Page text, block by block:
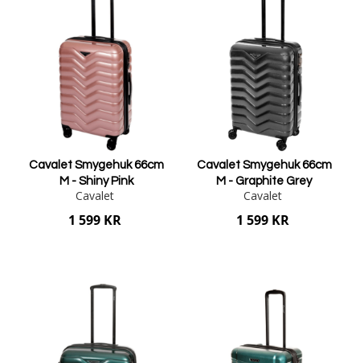
Cavalet Smygehuk 66cm
M - Shiny Pink
Cavalet
1 599 KR
Cavalet Smygehuk 66cm
M - Graphite Grey
Cavalet
1 599 KR